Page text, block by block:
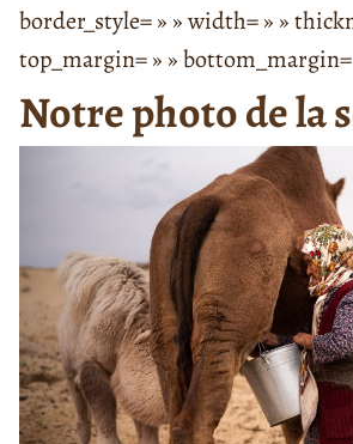
border_style= » » width= » »
top_margin= » » bottom_margin=
Notre photo de la